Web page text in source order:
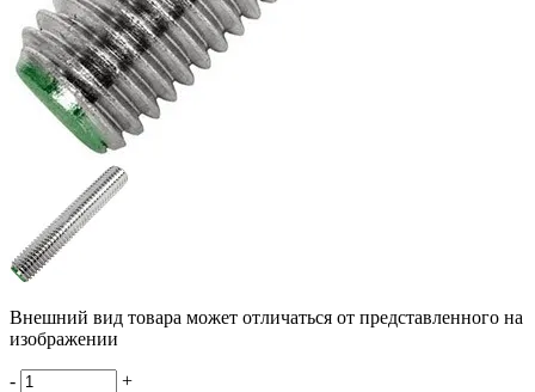
Внешний вид товара может отличаться от представленного на
изображении
- +